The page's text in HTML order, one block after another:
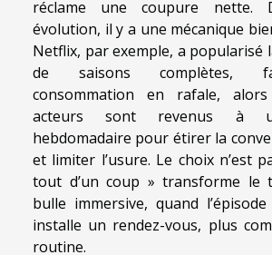
réclame une coupure nette.
évolution, il y a une mécanique
Netflix, par exemple, a popularisé
de saisons complètes,
consommation en rafale, alors
acteurs sont revenus à
hebdomadaire pour étirer la
et limiter l’usure. Le choix n’est
tout d’un coup » transforme le
bulle immersive, quand
installe un rendez-vous, plus
routine.